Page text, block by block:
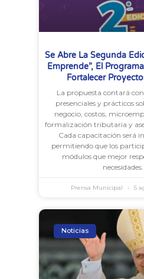
Se Abre La Segunda
Emprende”, El
Fortalecer
La propuesta contará
presenciales y prácticos
negocio, costos,
formalización tributaria y
Cada capacitación será
permitiendo que los
módulos que mejor
necesidades.
Prensa Municipal 5
Noticias